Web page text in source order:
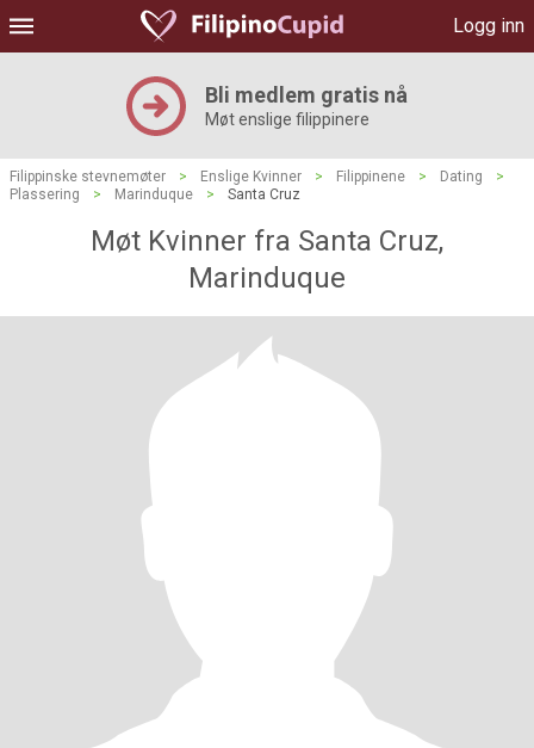
Logg inn
Bli medlem gratis nå
Møt enslige filippinere
Filippinske stevnemøter > Enslige Kvinner > Filippinene > Dating
>
Plassering
> Marinduque > Santa Cruz
Møt Kvinner fra Santa Cruz,
Marinduque